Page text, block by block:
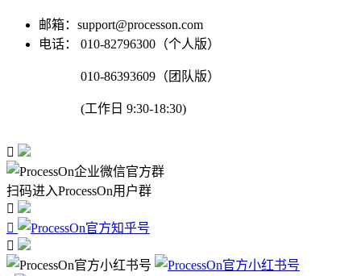
邮箱：support@processon.com
电话：
010-82796300（个人版）
010-86393609（团队版）
(工作日 9:30-18:30)

扫码进入ProcessOn用户群


